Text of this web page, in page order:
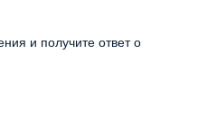
и получите ответ о